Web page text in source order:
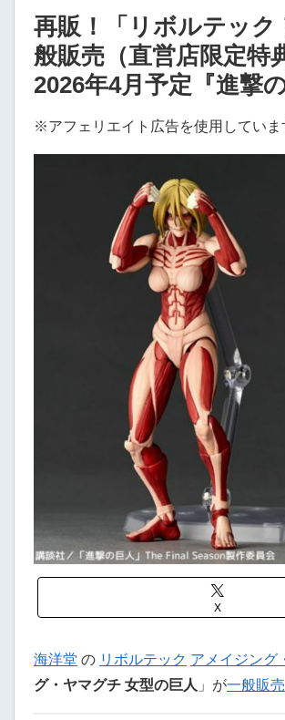
再販！「リボルテッ
般販売（直営店限定特
2026年4月予定『進撃の
※アフェリエイト広告を使用していま
X
海洋堂 の リボルテック アメイジング
グ・ヤマグチ 女型の巨人 」が一般販売